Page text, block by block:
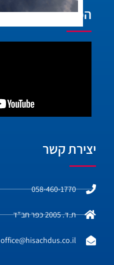
הפעילות בוידאו:
יצירת קשר
058-460-1770
ת.ד. 2005 כפר חב"ד
office@hisachdus.co.il